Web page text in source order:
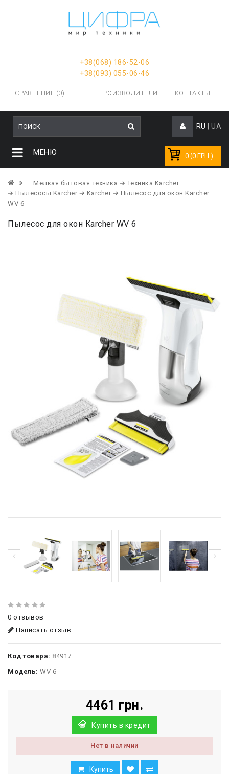
+38(068) 186-52-06
+38(093) 055-06-46
СРАВНЕНИЕ (0) ПРОИЗВОДИТЕЛИ КОНТАКТЫ
RU UA
0 (0 ГРН.)
МЕНЮ
≡ Мелкая бытовая техника ➔ Техника Karcher
➔ Пылесосы Karcher ➔ Karcher ➔ Пылесос для окон Karcher
WV 6
Пылесос для окон Karcher WV 6
0 отзывов
Написать отзыв
Код товара: 84917
Модель: WV 6
4461 грн.
Купить в кредит
Нет в наличии
Купить